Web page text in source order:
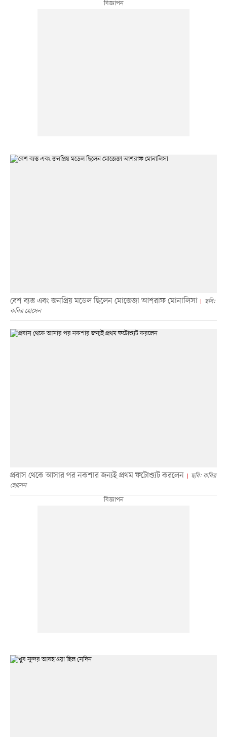
বেশ ব্যস্ত এবং জনপ্রিয় মডেল ছিলেন মোজেজা আশরাফ মোনালিসা
ছবি:
কবির হোসেন
প্রবাস থেকে আসার পর নকশার জন্যই প্রথম ফটোশ্যুট করলেন
ছবি: কবির
হোসেন